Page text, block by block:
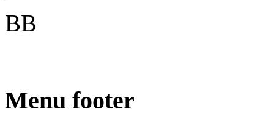
BB
Menu footer